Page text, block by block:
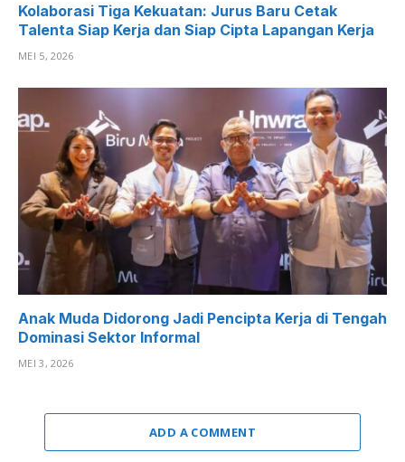
Kolaborasi Tiga Kekuatan: Jurus Baru Cetak
Talenta Siap Kerja dan Siap Cipta Lapangan Kerja
MEI 5, 2026
Anak Muda Didorong Jadi Pencipta Kerja di Tengah
Dominasi Sektor Informal
MEI 3, 2026
ADD A COMMENT